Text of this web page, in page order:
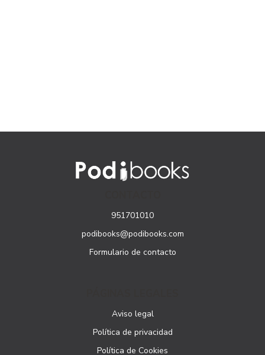
951701010
podibooks@podibooks.com
Formulario de contacto
Aviso legal
Política de privacidad
Política de Cookies